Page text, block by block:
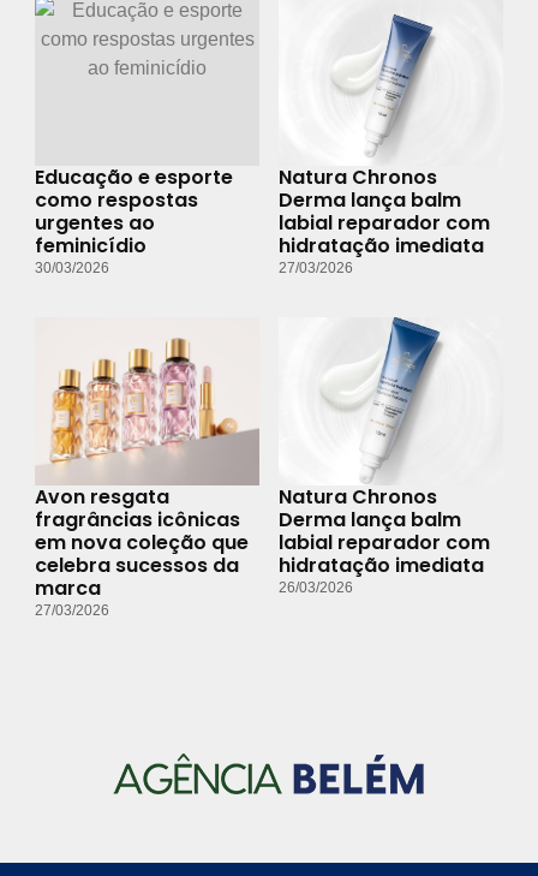
Educação e esporte
como respostas
urgentes ao
feminicídio
30/03/2026
Natura Chronos
Derma lança balm
labial reparador com
hidratação imediata
27/03/2026
Avon resgata
fragrâncias icônicas
em nova coleção que
celebra sucessos da
marca
27/03/2026
Natura Chronos
Derma lança balm
labial reparador com
hidratação imediata
26/03/2026